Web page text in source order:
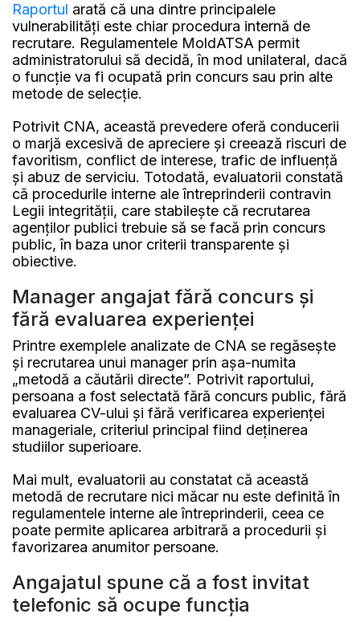
Raportul arată că una dintre principalele
vulnerabilități este chiar procedura internă de
recrutare. Regulamentele MoldATSA permit
administratorului să decidă, în mod unilateral, dacă
o funcție va fi ocupată prin concurs sau prin alte
metode de selecție.
Potrivit CNA, această prevedere oferă conducerii
o marjă excesivă de apreciere și creează riscuri de
favoritism, conflict de interese, trafic de influență
și abuz de serviciu. Totodată, evaluatorii constată
că procedurile interne ale întreprinderii contravin
Legii integrității, care stabilește că recrutarea
agenților publici trebuie să se facă prin concurs
public, în baza unor criterii transparente și
obiective.
Manager angajat fără concurs și
fără evaluarea experienței
Printre exemplele analizate de CNA se regăsește
și recrutarea unui manager prin așa-numita
„metodă a căutării directe”. Potrivit raportului,
persoana a fost selectată fără concurs public, fără
evaluarea CV-ului și fără verificarea experienței
manageriale, criteriul principal fiind deținerea
studiilor superioare.
Mai mult, evaluatorii au constatat că această
metodă de recrutare nici măcar nu este definită în
regulamentele interne ale întreprinderii, ceea ce
poate permite aplicarea arbitrară a procedurii și
favorizarea anumitor persoane.
Angajatul spune că a fost invitat
telefonic să ocupe funcția